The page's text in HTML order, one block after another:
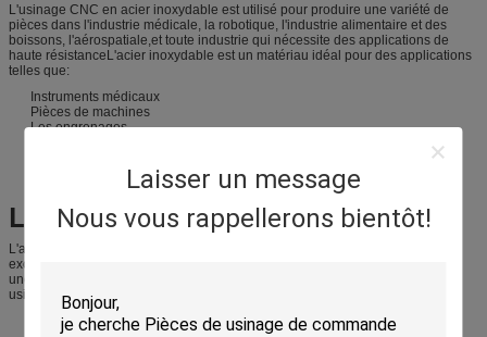
Laisser un message
Nous vous rappellerons bientôt!
L'usinage CNC en acier inoxydable est utilisé pour produire une variété de
pièces dans l'industrie médicale, la robotique, l'industrie alimentaire et des
boissons, l'aérospatiale,et toute industrie qui nécessite des applications de
haute résistanceL'acier inoxydable est un matériau idéal pour des applications
telles que:
Instruments médicaux
Pièces de machines
Les engrenages
Vessels sous vide et sous pression
Les principaux avantages
L'acier inoxydable offre une excellente machinabilité, une uniformité
exceptionnelle et est résistant à la corrosion et à l'oxydation, ce qui entraîne
une durée de vie plus longue du produit et un coût total inférieur des pièces
usinées.
Résistance à la corrosion